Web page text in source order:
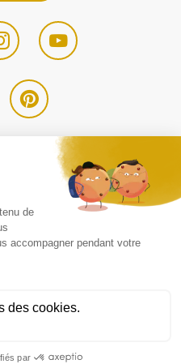
4.9 / 5
groupe SWALT
- Devis